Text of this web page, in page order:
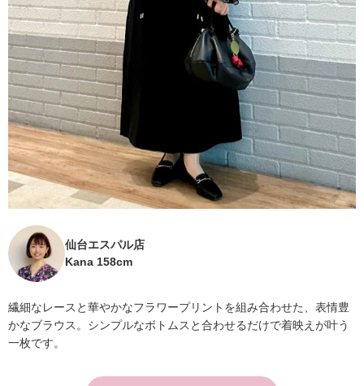
仙台エスパル店
Kana 158cm
繊細なレースと華やかなフラワープリントを組み合わせた、表情豊
かなブラウス。シンプルなボトムスと合わせるだけで着映えが叶う
一枚です。